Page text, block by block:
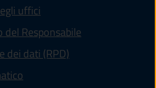
uffici
Responsabile
dei dati (RPD)